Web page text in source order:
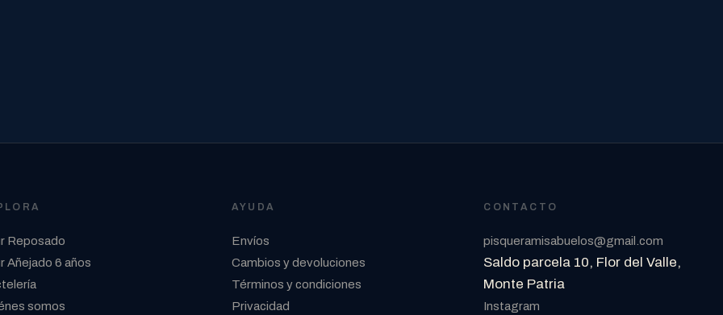
Reposado
Añejado 6 años
somos
AYUDA
Envíos
Cambios y devoluciones
Términos y condiciones
Privacidad
CONTACTO
pisqueramisabuelos@gmail.com
Saldo parcela 10, Flor del Valle,
Monte Patria
Instagram